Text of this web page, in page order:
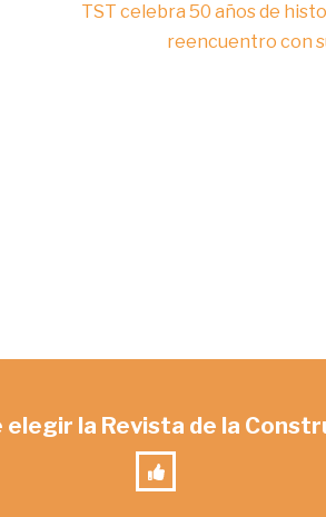
TST celebra 50 años de
reencuentro con
elegir la Revista de la